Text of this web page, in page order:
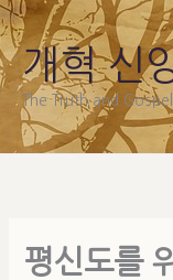
Skip
to
content
개혁 신
The Truth and
평신도를